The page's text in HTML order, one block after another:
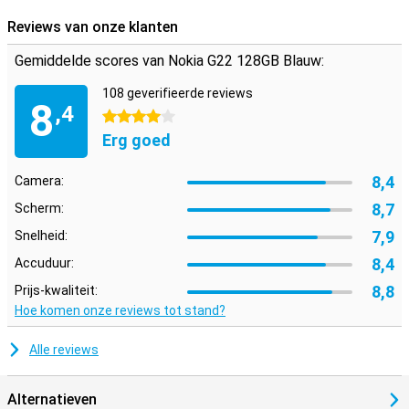
Reviews van onze klanten
Gemiddelde scores van Nokia G22 128GB Blauw:
8,4
108 geverifieerde reviews
4 sterren
Erg goed
Camera: 8,4
Scherm: 8,7
Snelheid: 7,9
Accuduur: 8,4
Prijs-kwaliteit: 8,8
Hoe komen onze reviews tot stand?
Alle reviews
Alternatieven